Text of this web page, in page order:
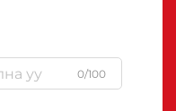
0/100